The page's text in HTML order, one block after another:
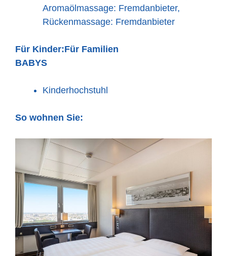
Aromaölmassage: Fremdanbieter,
Rückenmassage: Fremdanbieter
Für Kinder:Für Familien
BABYS
Kinderhochstuhl
So wohnen Sie: